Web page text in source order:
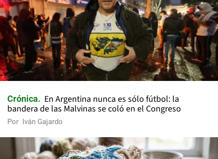
Crónica
En Argentina nunca es sólo fútbol: la
bandera de las Malvinas se coló en el Congreso
Por Iván Gajardo